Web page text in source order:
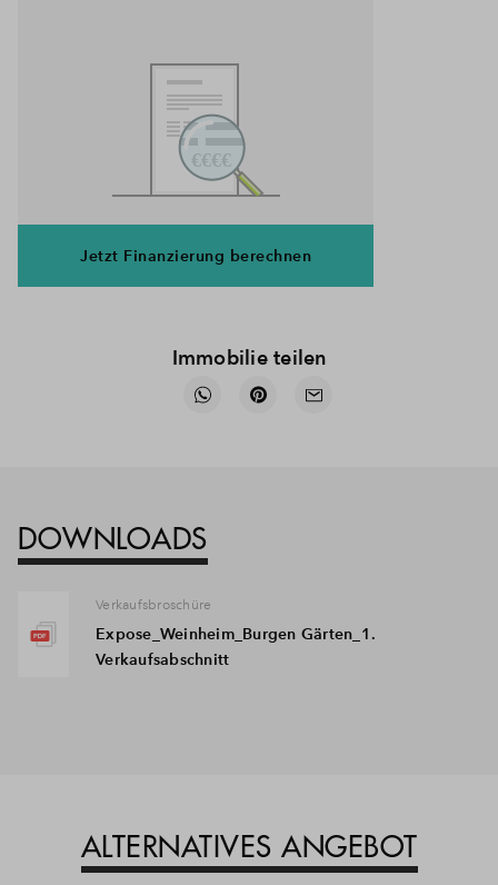
Jetzt Finanzierung berechnen
Immobilie teilen
DOWNLOADS
Verkaufsbroschüre
Expose_Weinheim_Burgen Gärten_1.
Verkaufsabschnitt
ALTERNATIVES ANGEBOT